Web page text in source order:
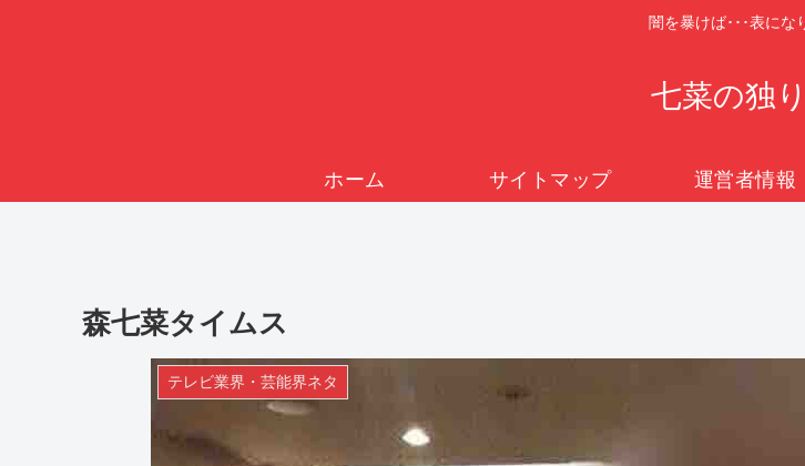
闇を暴けば･･･表にな
七菜の独
ホーム サイトマップ 運営者情報
森七菜タイムス
テレビ業界・芸能界ネタ